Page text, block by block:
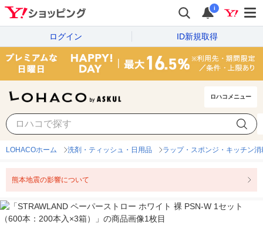
i
ログイン ID新規取得
ロハコメニュー
LOHACOホーム 洗剤・ティッシュ・日用品 ラップ・スポンジ・キッチン消
熊本地震の影響について